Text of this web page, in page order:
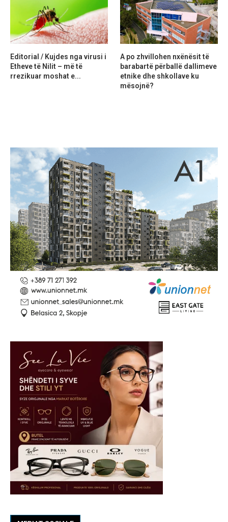
Editorial / Kujdes nga virusi i
Etheve të Nilit – më të
rrezikuar moshat e...
A po zhvillohen nxënësit të
barabartë përballë dallimeve
etnike dhe shkollave ku
mësojnë?